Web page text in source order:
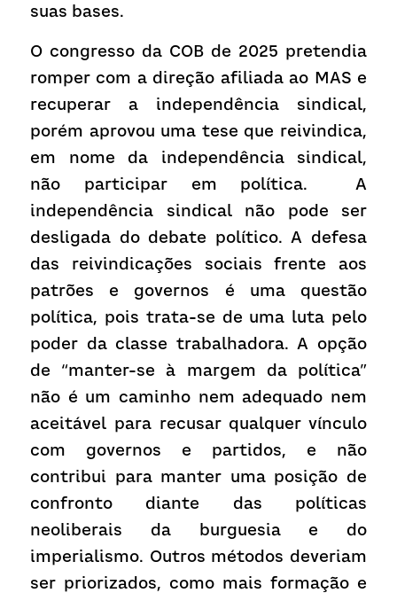
suas bases.
O congresso da COB de 2025 pretendia
romper com a direção afiliada ao MAS e
recuperar a independência sindical,
porém aprovou uma tese que reivindica,
em nome da independência sindical,
não participar em política.  A
independência sindical não pode ser
desligada do debate político. A defesa
das reivindicações sociais frente aos
patrões e governos é uma questão
política, pois trata-se de uma luta pelo
poder da classe trabalhadora. A opção
de “manter-se à margem da política”
não é um caminho nem adequado nem
aceitável para recusar qualquer vínculo
com governos e partidos, e não
contribui para manter uma posição de
confronto diante das políticas
neoliberais da burguesia e do
imperialismo. Outros métodos deveriam
ser priorizados, como mais formação e